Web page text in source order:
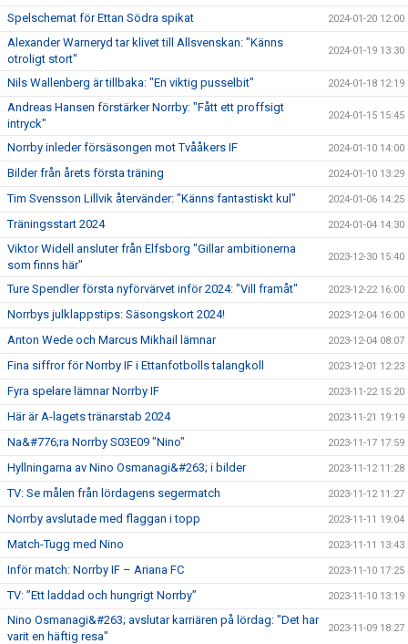
Spelschemat för Ettan Södra spikat 2024-01-20 12:00
Alexander Warneryd tar klivet till Allsvenskan: "Känns
otroligt stort"
2024-01-19 13:30
Nils Wallenberg är tillbaka: "En viktig pusselbit" 2024-01-18 12:19
Andreas Hansen förstärker Norrby: "Fått ett proffsigt
intryck"
2024-01-15 15:45
Norrby inleder försäsongen mot Tvååkers IF 2024-01-10 14:00
Bilder från årets första träning 2024-01-10 13:29
Tim Svensson Lillvik återvänder: "Känns fantastiskt kul" 2024-01-06 14:25
Träningsstart 2024 2024-01-04 14:30
Viktor Widell ansluter från Elfsborg "Gillar ambitionerna
som finns här"
2023-12-30 15:40
Ture Spendler första nyförvärvet inför 2024: "Vill framåt" 2023-12-22 16:00
Norrbys julklappstips: Säsongskort 2024! 2023-12-04 16:00
Anton Wede och Marcus Mikhail lämnar 2023-12-04 08:07
Fina siffror för Norrby IF i Ettanfotbolls talangkoll 2023-12-01 12:23
Fyra spelare lämnar Norrby IF 2023-11-22 15:20
Här är A-lagets tränarstab 2024 2023-11-21 19:19
Na&#776;ra Norrby S03E09 "Nino" 2023-11-17 17:59
Hyllningarna av Nino Osmanagi&#263; i bilder 2023-11-12 11:28
TV: Se målen från lördagens segermatch 2023-11-12 11:27
Norrby avslutade med flaggan i topp 2023-11-11 19:04
Match-Tugg med Nino 2023-11-11 13:43
Inför match: Norrby IF – Ariana FC 2023-11-10 17:25
TV: ”Ett laddad och hungrigt Norrby” 2023-11-10 13:19
Nino Osmanagi&#263; avslutar karriären på lördag: "Det har
varit en häftig resa"
2023-11-09 18:27